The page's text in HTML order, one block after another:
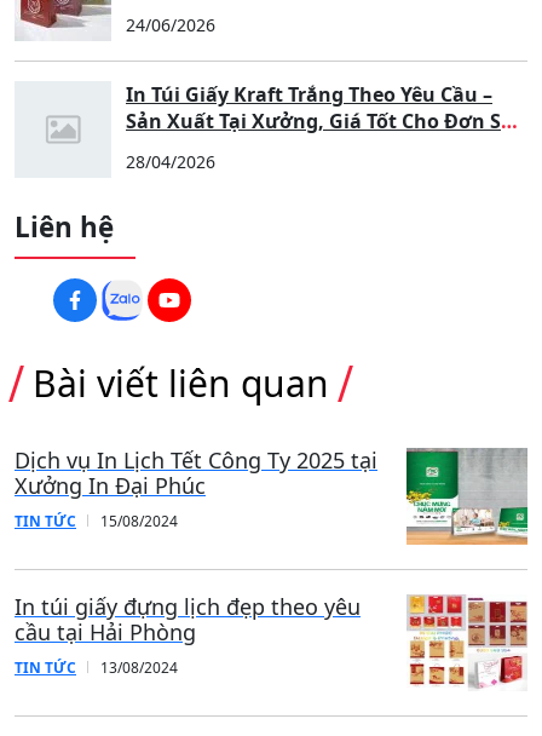
24/06/2026
In Túi Giấy Kraft Trắng Theo Yêu Cầu –
Sản Xuất Tại Xưởng, Giá Tốt Cho Đơn Số
28/04/2026
Liên hệ
Bài viết liên quan
Dịch vụ In Lịch Tết Công Ty 2025 tại
Xưởng In Đại Phúc
TIN TỨC 15/08/2024
In túi giấy đựng lịch đẹp theo yêu
cầu tại Hải Phòng
TIN TỨC 13/08/2024